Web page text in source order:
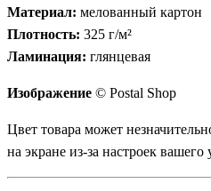
Материал: мелованный картон
Плотность: 325 г/м²
Ламинация: глянцевая
Изображение © Postal Shop
Цвет товара может
на экране из-за настроек вашего